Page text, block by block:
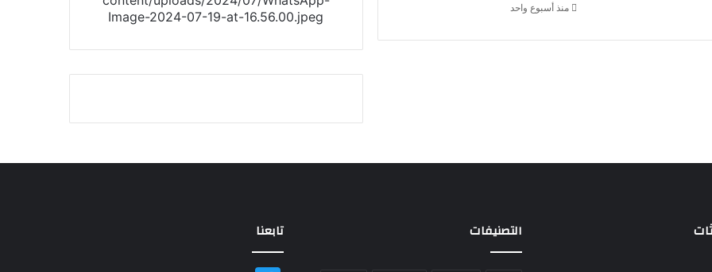
منذ أسبوع واحد
التصنيفات تابعنا